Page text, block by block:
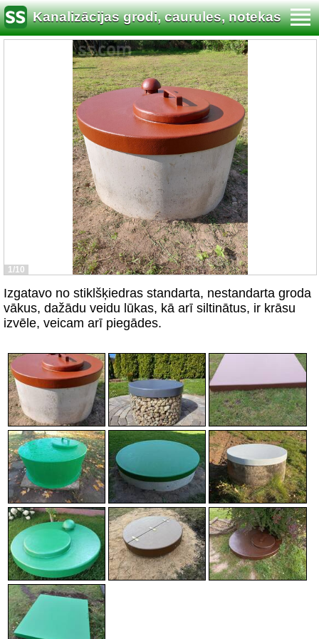
Kanalizācijas grodi, caurules, notekas
1/10
Izgatavo no stiklšķiedras standarta, nestandarta groda
vākus, dažādu veidu lūkas, kā arī siltinātus, ir krāsu
izvēle, veicam arī piegādes.